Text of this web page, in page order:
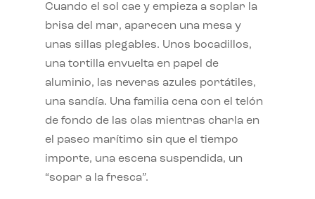
Cuando el sol cae y empieza a soplar la
brisa del mar, aparecen una mesa y
unas sillas plegables. Unos bocadillos,
una tortilla envuelta en papel de
aluminio, las neveras azules portátiles,
una sandía. Una familia cena con el telón
de fondo de las olas mientras charla en
el paseo marítimo sin que el tiempo
importe, una escena suspendida, un
“sopar a la fresca”.